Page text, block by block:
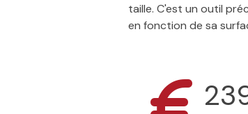
taille. C'est un outil
en fonction de sa